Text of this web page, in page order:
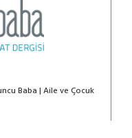
Baba | Aile ve Çocuk